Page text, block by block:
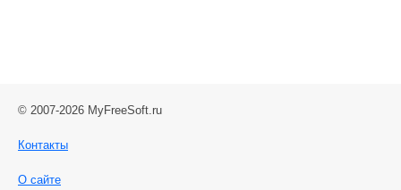
© 2007-2026 MyFreeSoft.ru
Контакты
О сайте